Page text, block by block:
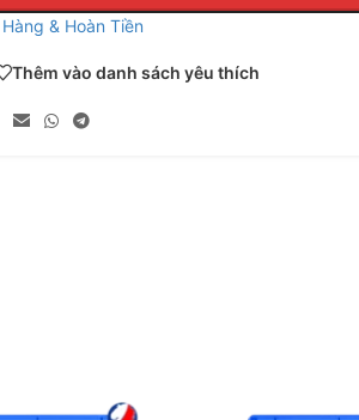
& Hoàn Tiền
Thêm vào danh sách yêu thích